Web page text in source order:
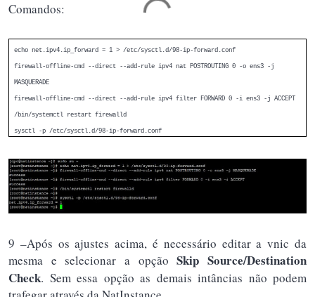
Comandos:
echo net.ipv4.ip_forward = 1 > /etc/sysctl.d/98-ip-forward.conf
firewall-offline-cmd --direct --add-rule ipv4 nat POSTROUTING 0 -o ens3 -j
MASQUERADE
firewall-offline-cmd --direct --add-rule ipv4 filter FORWARD 0 -i ens3 -j ACCEPT
/bin/systemctl restart firewalld
sysctl -p /etc/sysctl.d/98-ip-forward.conf
9 –Após os ajustes acima, é necessário editar a vnic da
mesma e selecionar a opçãoSkip Source/Destination
Check. Sem essa opção as demais intâncias não podem